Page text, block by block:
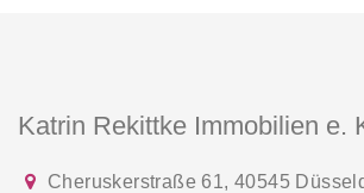
Katrin Rekittke Immobilien e.
Cheruskerstraße 61, 40545